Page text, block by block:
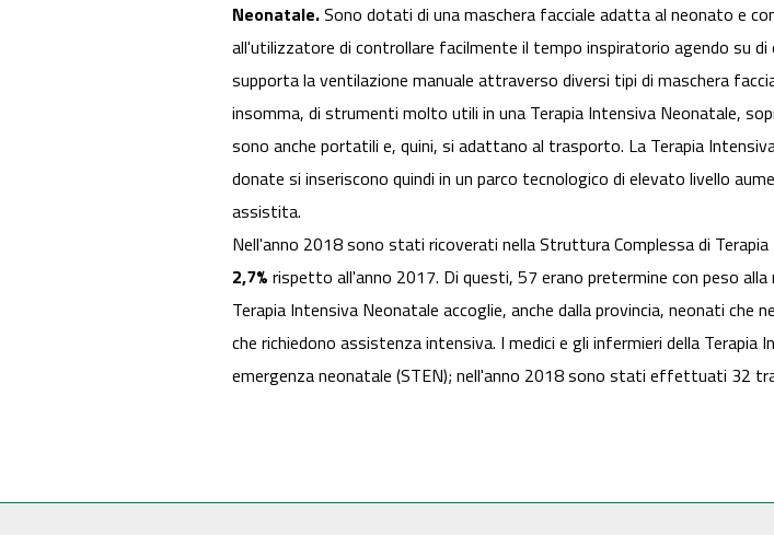
Neonatale.Sono dotati di una maschera facciale adatta al neonato e
all'utilizzatore di controllare facilmente il tempo inspiratorio agendo su di
supporta la ventilazione manuale attraverso diversi tipi di maschera
insomma, di strumenti molto utili in una Terapia Intensiva Neonatale,
sono anche portatili e, quini, si adattano al trasporto. La Terapia
donate si inseriscono quindi in un parco tecnologico di elevato livello
assistita.
Nell'anno 2018 sono stati ricoverati nella Struttura Complessa di
2,7% rispetto all'anno 2017. Di questi, 57 erano pretermine con peso
Terapia Intensiva Neonatale accoglie, anche dalla provincia, neonati
che richiedono assistenza intensiva. I medici e gli infermieri della
emergenza neonatale (STEN); nell'anno 2018 sono stati effettuati 32